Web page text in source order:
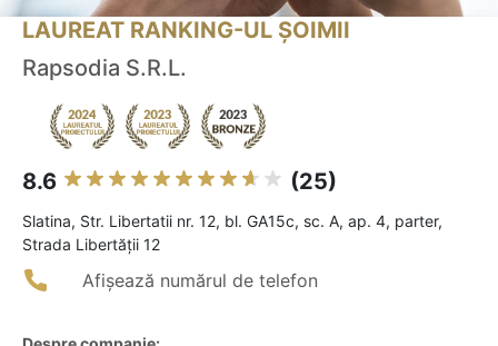
LAUREAT RANKING-UL ȘOIMII
Rapsodia S.R.L.
8.6 (25)
Slatina, Str. Libertatii nr. 12, bl. GA15c, sc. A, ap. 4, parter,
Strada Libertății 12
Afișează numărul de telefon